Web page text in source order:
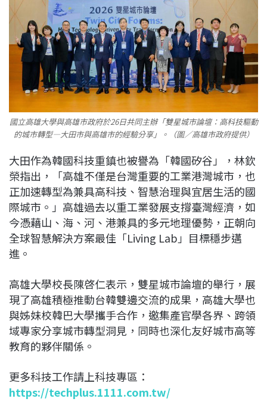
國立高雄大學與高雄市政府於26日共同主辦「雙星城市論壇：高科技驅動
的城市轉型—大田市與高雄市的經驗分享」。（圖／高雄市政府提供）
大田作為韓國科技重鎮也被譽為「韓國矽谷」，林欽
榮指出，「高雄不僅是台灣重要的工業港灣城市，也
正加速轉型為兼具高科技、智慧治理與宜居生活的國
際城市。」高雄過去以重工業發展支撐臺灣經濟，如
今憑藉山、海、河、港兼具的多元地理優勢，正朝向
全球智慧解決方案最佳「Living Lab」目標穩步邁
進。
高雄大學校長陳啓仁表示，雙星城市論壇的舉行，展
現了高雄積極推動台韓雙邊交流的成果，高雄大學也
與姊妹校韓巴大學攜手合作，邀集產官學各界、跨領
域專家分享城市轉型洞見，同時也深化友好城市高等
教育的夥伴關係。
更多科技工作請上科技專區：
https://techplus.1111.com.tw/